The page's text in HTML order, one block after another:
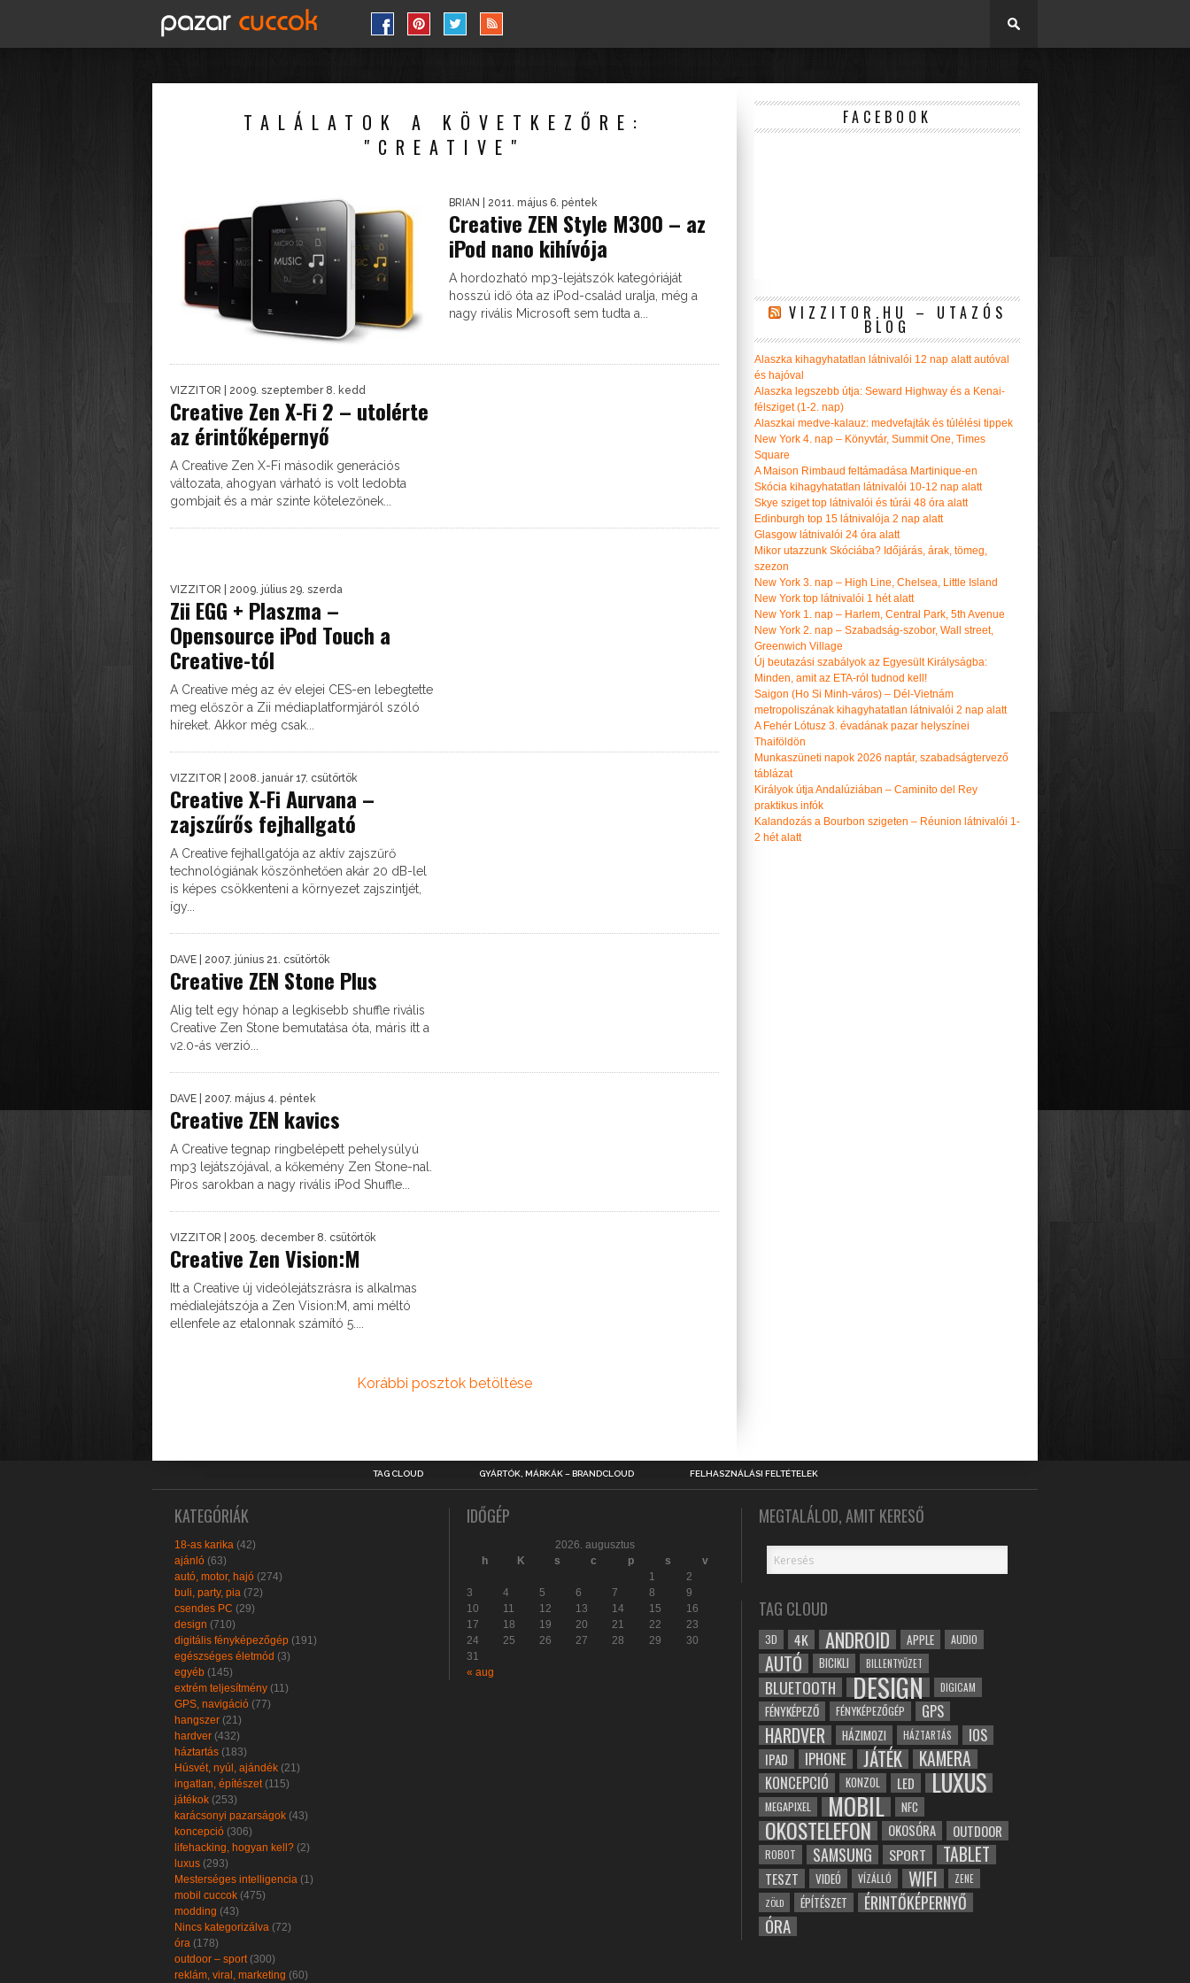
TALÁLATOK A KÖVETKEZŐRE:
"CREATIVE"
BRIAN | 2011. május 6. péntek
Creative ZEN Style M300 – az
iPod nano kihívója
A hordozható mp3-lejátszók kategóriáját
hosszú idő óta az iPod-család uralja, még a
nagy rivális Microsoft sem tudta a...
VIZZITOR | 2009. szeptember 8. kedd
Creative Zen X-Fi 2 – utolérte
az érintőképernyő
A Creative Zen X-Fi második generációs
változata, ahogyan várható is volt ledobta
gombjait és a már szinte kötelezőnek...
VIZZITOR | 2009. július 29. szerda
Zii EGG + Plaszma –
Opensource iPod Touch a
Creative-tól
A Creative még az év elejei CES-en lebegtette
meg először a Zii médiaplatformjáról szóló
híreket. Akkor még csak...
VIZZITOR | 2008. január 17. csütörtök
Creative X-Fi Aurvana –
zajszűrős fejhallgató
A Creative fejhallgatója az aktív zajszűrő
technológiának köszönhetően akár 20 dB-lel
is képes csökkenteni a környezet zajszintjét,
így...
DAVE | 2007. június 21. csütörtök
Creative ZEN Stone Plus
Alig telt egy hónap a legkisebb shuffle rivális
Creative Zen Stone bemutatása óta, máris itt a
v2.0-ás verzió...
DAVE | 2007. május 4. péntek
Creative ZEN kavics
A Creative tegnap ringbelépett pehelysúlyú
mp3 lejátszójával, a kőkemény Zen Stone-nal.
Piros sarokban a nagy rivális iPod Shuffle...
VIZZITOR | 2005. december 8. csütörtök
Creative Zen Vision:M
Itt a Creative új videólejátszrásra is alkalmas
médialejátszója a Zen Vision:M, ami méltó
ellenfele az etalonnak számító 5....
Korábbi posztok betöltése
FACEBOOK
VIZZITOR.HU – UTAZÓS
BLOG
Alaszka kihagyhatatlan látnivalói 12 nap alatt autóval
és hajóval
Alaszka legszebb útja: Seward Highway és a Kenai-
félsziget (1-2. nap)
Alaszkai medve-kalauz: medvefajták és túlélési tippek
New York 4. nap – Könyvtár, Summit One, Times
Square
A Maison Rimbaud feltámadása Martinique-en
Skócia kihagyhatatlan látnivalói 10-12 nap alatt
Skye sziget top látnivalói és túrái 48 óra alatt
Edinburgh top 15 látnivalója 2 nap alatt
Glasgow látnivalói 24 óra alatt
Mikor utazzunk Skóciába? Időjárás, árak, tömeg,
szezon
New York 3. nap – High Line, Chelsea, Little Island
New York top látnivalói 1 hét alatt
New York 1. nap – Harlem, Central Park, 5th Avenue
New York 2. nap – Szabadság-szobor, Wall street,
Greenwich Village
Új beutazási szabályok az Egyesült Királyságba:
Minden, amit az ETA-ról tudnod kell!
Saigon (Ho Si Minh-város) – Dél-Vietnám
metropoliszának kihagyhatatlan látnivalói 2 nap alatt
A Fehér Lótusz 3. évadának pazar helyszínei
Thaiföldön
Munkaszüneti napok 2026 naptár, szabadságtervező
táblázat
Királyok útja Andalúziában – Caminito del Rey
praktikus infók
Kalandozás a Bourbon szigeten – Réunion látnivalói 1-
2 hét alatt
TAG CLOUD GYÁRTÓK, MÁRKÁK – BRANDCLOUD FELHASZNÁLÁSI FELTÉTELEK
KATEGÓRIÁK
18-as karika (42)
ajánló (63)
autó, motor, hajó (274)
buli, party, pia (72)
csendes PC (29)
design (710)
digitális fényképezőgép (191)
egészséges életmód (3)
egyéb (145)
extrém teljesítmény (11)
GPS, navigáció (77)
hangszer (21)
hardver (432)
háztartás (183)
Húsvét, nyúl, ajándék (21)
ingatlan, építészet(115)
játékok (253)
karácsonyi pazarságok (43)
koncepció (306)
lifehacking, hogyan kell? (2)
luxus (293)
Mesterséges intelligencia (1)
mobil cuccok (475)
modding (43)
Nincs kategorizálva (72)
óra (178)
outdoor – sport(300)
reklám, viral, marketing (60)
IDŐGÉP
2026. augusztus
h
K s c p s
v
1
2
3
4 5 6 7 8
9
10
11 12 13 14 15
16
17
18 19 20 21 22
23
24
25 26 27 28 29
30
31
« aug
MEGTALÁLOD, AMIT KERESŐ
TAG CLOUD
3D 4K ANDROID APPLE AUDIO
AUTÓ BICIKLI BILLENTYŰZET
BLUETOOTH DESIGN DIGICAM
FÉNYKÉPEZŐ FÉNYKÉPEZŐGÉP GPS
HARDVER HÁZIMOZI HÁZTARTÁS IOS
IPAD IPHONE JÁTÉK KAMERA
KONCEPCIÓ KONZOL LED LUXUS
MEGAPIXEL MOBIL NFC
OKOSTELEFON OKOSÓRA OUTDOOR
ROBOT SAMSUNG SPORT TABLET
TESZT VIDEÓ VÍZÁLLÓ WIFI
ZENE
ZÖLD
ÉPÍTÉSZET ÉRINTŐKÉPERNYŐ
ÓRA